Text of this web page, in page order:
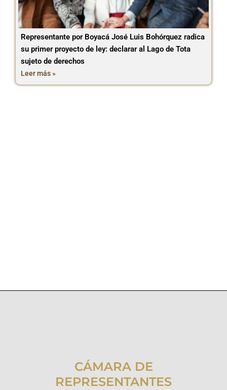
Representante por Boyacá José Luis Bohórquez radica
su primer proyecto de ley: declarar al Lago de Tota
sujeto de derechos
Leer más »
CÁMARA DE
REPRESENTANTES